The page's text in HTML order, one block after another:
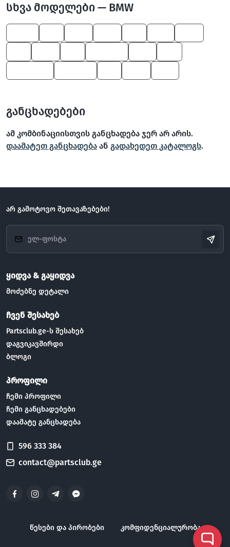
სხვა მოდელები — BMW
განცხადებები
ამ კომბინაციისთვის განცხადება ჯერ არ არის.
დაამატეთ განცხადება ან გადახედეთ კატალოგს.
არ გამოტოვო შეთავაზებები!
ყიდვა & გაყიდვა
მოძებნე დეტალი
ჩვენ შესახებ
Partsclub.ge-ს შესახებ
დაგვიკავშირდი
ბლოგი
პროფილი
ჩემი პროფილი
ჩემი განცხადებები
დაამატე განცხადება
596 333 384
contact@partsclub.ge
წესები და პირობები კომფიდენციალურობა